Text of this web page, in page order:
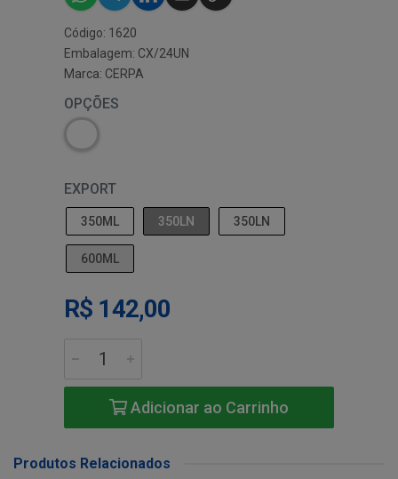
Código: 1620
Embalagem: CX/24UN
Marca: CERPA
OPÇÕES
EXPORT
350ML 350LN 350LN
600ML
R$ 142,00
Adicionar ao Carrinho
Produtos Relacionados